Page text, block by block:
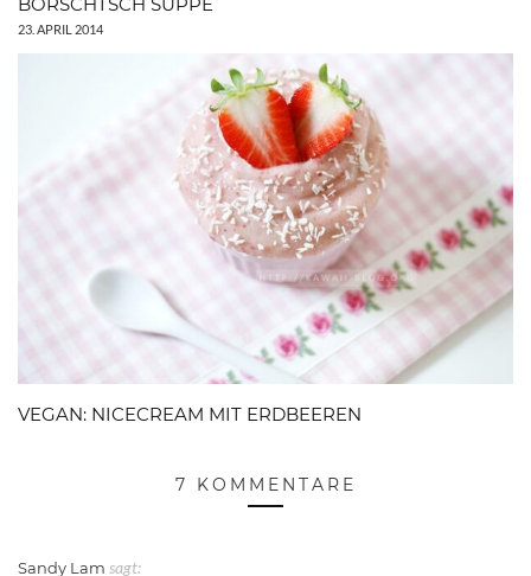
23. APRIL 2014
VEGAN: NICECREAM MIT ERDBEEREN
7 KOMMENTARE
Sandy Lam sagt: